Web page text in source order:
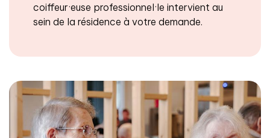
coiffeur·euse professionnel·le intervient au
sein de la résidence à votre demande.